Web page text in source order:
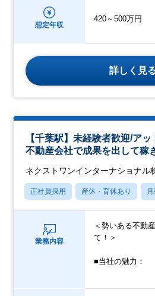
想定年収
420～500万円
詳しく見
【千葉駅】未経験者歓迎/ア
不動産会社で成果を出して稼
ネクストワンインターナショナル
正社員採用 産休・育休あり
業務内容
＜勢いある不動
て！＞
■当社の魅力：